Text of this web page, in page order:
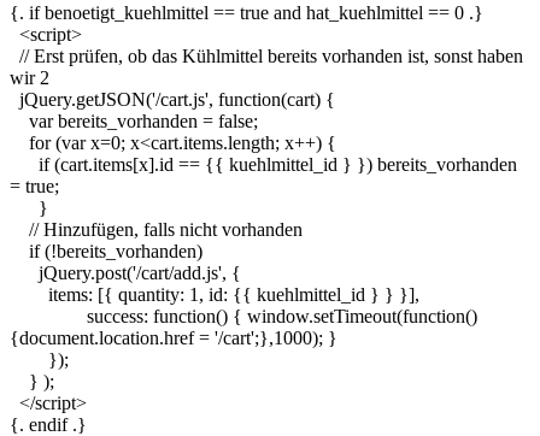
{. if benoetigt_kuehlmittel == true and hat_kuehlmittel == 0 .}
<script>
// Erst prüfen, ob das Kühlmittel bereits vorhanden ist, sonst haben
wir 2
jQuery.getJSON('/cart.js', function(cart) {
var bereits_vorhanden = false;
for (var x=0; x<cart.items.length; x++) {
if (cart.items[x].id == {{ kuehlmittel_id } }) bereits_vorhanden
= true;
}
// Hinzufügen, falls nicht vorhanden
if (!bereits_vorhanden)
jQuery.post('/cart/add.js', {
items: [{ quantity: 1, id: {{ kuehlmittel_id } } }],
success: function() { window.setTimeout(function()
{document.location.href = '/cart';},1000); }
});
} );
</script>
{. endif .}